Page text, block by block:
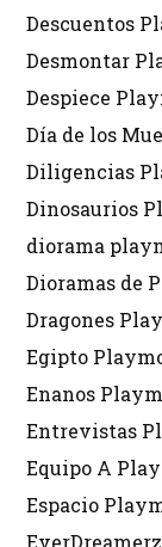
Descuentos
Desmontar
Despiece
Día de los
Diligencias
Dinosaurios
diorama
Dioramas de
Dragones
Egipto
Enanos
Entrevistas
Equipo A
Espacio